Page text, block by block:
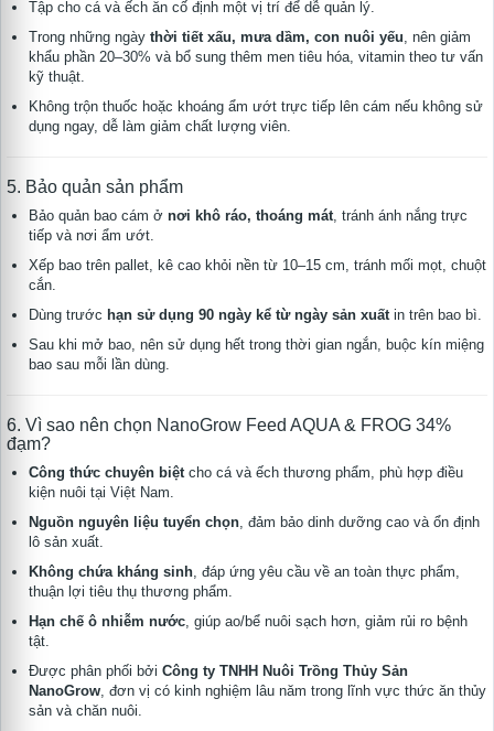
Tập cho cá và ếch ăn cố định một vị trí để dễ quản lý.
Trong những ngày thời tiết xấu, mưa dầm, con nuôi yếu, nên giảm
khẩu phần 20–30% và bổ sung thêm men tiêu hóa, vitamin theo tư vấn
kỹ thuật.
Không trộn thuốc hoặc khoáng ẩm ướt trực tiếp lên cám nếu không sử
dụng ngay, dễ làm giảm chất lượng viên.
5. Bảo quản sản phẩm
Bảo quản bao cám ở nơi khô ráo, thoáng mát, tránh ánh nắng trực
tiếp và nơi ẩm ướt.
Xếp bao trên pallet, kê cao khỏi nền từ 10–15 cm, tránh mối mọt, chuột
cắn.
Dùng trước hạn sử dụng 90 ngày kể từ ngày sản xuấtin trên bao bì.
Sau khi mở bao, nên sử dụng hết trong thời gian ngắn, buộc kín miệng
bao sau mỗi lần dùng.
6. Vì sao nên chọn NanoGrow Feed AQUA & FROG 34%
đạm?
Công thức chuyên biệtcho cá và ếch thương phẩm, phù hợp điều
kiện nuôi tại Việt Nam.
Nguồn nguyên liệu tuyển chọn, đảm bảo dinh dưỡng cao và ổn định
lô sản xuất.
Không chứa kháng sinh, đáp ứng yêu cầu về an toàn thực phẩm,
thuận lợi tiêu thụ thương phẩm.
Hạn chế ô nhiễm nước, giúp ao/bể nuôi sạch hơn, giảm rủi ro bệnh
tật.
Được phân phối bởi Công ty TNHH Nuôi Trồng Thủy Sản
NanoGrow, đơn vị có kinh nghiệm lâu năm trong lĩnh vực thức ăn thủy
sản và chăn nuôi.